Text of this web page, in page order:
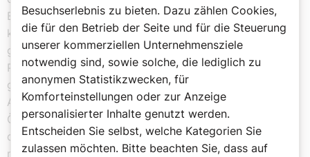
Besonders die Verständigung zwischen orthodoxer und
katholischer Kirche sei bereits auf einem guten Weg
gewesen. Jetzt ist sie aber ins Stocken geraten. „Ein
Patriarch, der Putins Angriffskrieg absegnet und ihn
gutheißt, mit dem kann ich keine Ökumene betreiben.“
Auch die sinkenden Mitgliedszahlen der Kirche in
Österreich lösen bei ihm tiefe Bedenken aus. Die Schuld
daran sucht er aber nicht bei den Menschen selbst. „Wir
müssen erst einmal schauen, dass wir uns als Kirche so
Besuchserlebnis zu bieten. Dazu zählen Cookies,
die für den Betrieb der Seite und für die Steuerung
unserer kommerziellen Unternehmensziele
notwendig sind, sowie solche, die lediglich zu
anonymen Statistikzwecken, für
Komforteinstellungen oder zur Anzeige
personalisierter Inhalte genutzt werden.
Entscheiden Sie selbst, welche Kategorien Sie
zulassen möchten. Bitte beachten Sie, dass auf